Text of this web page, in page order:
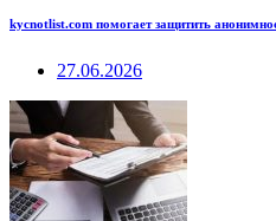
kycnotlist.com помогает защитить
27.06.2026